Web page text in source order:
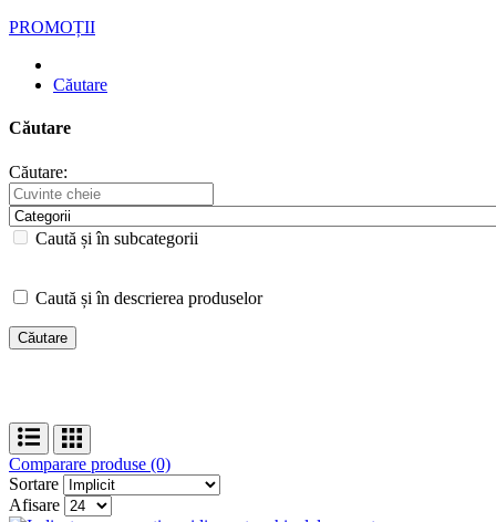
PROMOȚII
Căutare
Căutare
Căutare:
Caută și în subcategorii
Caută și în descrierea produselor
Comparare produse (0)
Sortare
Afisare